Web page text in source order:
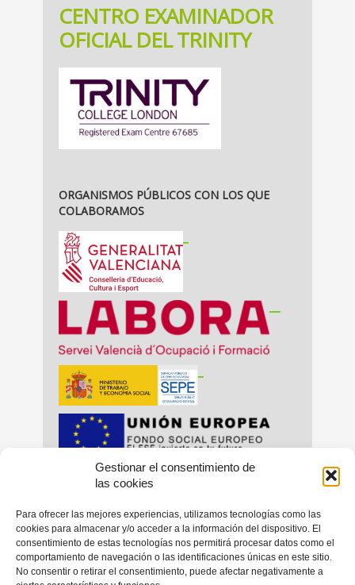
Gestionar el consentimiento de
las cookies
Para ofrecer las mejores experiencias, utilizamos tecnologías como las
cookies para almacenar y/o acceder a la información del dispositivo. El
consentimiento de estas tecnologías nos permitirá procesar datos como el
comportamiento de navegación o las identificaciones únicas en este sitio.
No consentir o retirar el consentimiento, puede afectar negativamente a
CENTRO EXAMINADOR
OFICIAL DEL TRINITY
ORGANISMOS PÚBLICOS CON LOS QUE
COLABORAMOS
_ _
_